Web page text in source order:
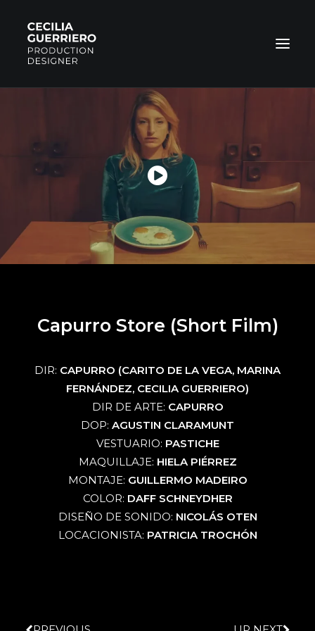
Capurro Store (Short Film)
DIR: CAPURRO (CARITO DE LA VEGA, MARINA
FERNÁNDEZ, CECILIA GUERRIERO)
DIR DE ARTE: CAPURRO
DOP: AGUSTIN CLARAMUNT
VESTUARIO: PASTICHE
MAQUILLAJE: HIELA PIÉRREZ
MONTAJE: GUILLERMO MADEIRO
COLOR: DAFF SCHNEYDHER
DISEÑO DE SONIDO: NICOLÁS OTEN
LOCACIONISTA: PATRICIA TROCHÓN